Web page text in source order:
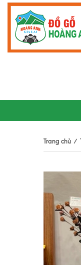
Trang chủ /